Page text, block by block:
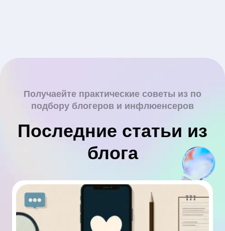
Получаейте практические советы из по
подбору блогеров и инфлюенсеров
Последние статьи из
блога